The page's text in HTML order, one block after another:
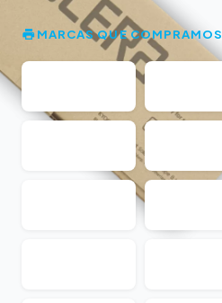
MARCAS QUE COMPRAMOS